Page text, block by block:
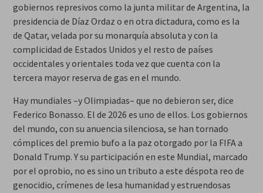
gobiernos represivos como la junta militar de Argentina, la
presidencia de Díaz Ordaz o en otra dictadura, como es la
de Qatar, velada por su monarquía absoluta y con la
complicidad de Estados Unidos y el resto de países
occidentales y orientales toda vez que cuenta con la
tercera mayor reserva de gas en el mundo.
Hay mundiales –y Olimpiadas– que no debieron ser, dice
Federico Bonasso. El de 2026 es uno de ellos. Los gobiernos
del mundo, con su anuencia silenciosa, se han tornado
cómplices del premio bufo a la paz otorgado por la FIFA a
Donald Trump. Y su participación en este Mundial, marcado
por el oprobio, no es sino un tributo a este déspota reo de
genocidio, crímenes de lesa humanidad y estruendosas